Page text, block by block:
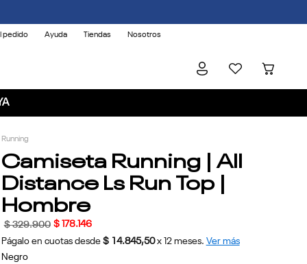
pedido Ayuda Tiendas Nosotros
Running
Camiseta Running | All
Distance Ls Run Top |
Hombre
$ 329.900 $ 178.146
Págalo en cuotas desde $ 14.845,50 x 12meses. Ver más
Negro